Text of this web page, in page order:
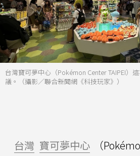
台灣寶可夢中心（Pokémon Center TAIPEI）
議。（攝影／聯合新聞網《科技玩家》）
台灣 寶可夢中心
（